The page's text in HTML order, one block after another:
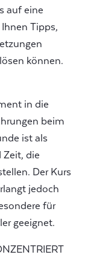
auf eine
Tipps,
können.
in die
beim
ist als
Zeit, die
Der Kurs
jedoch
für
geeignet.